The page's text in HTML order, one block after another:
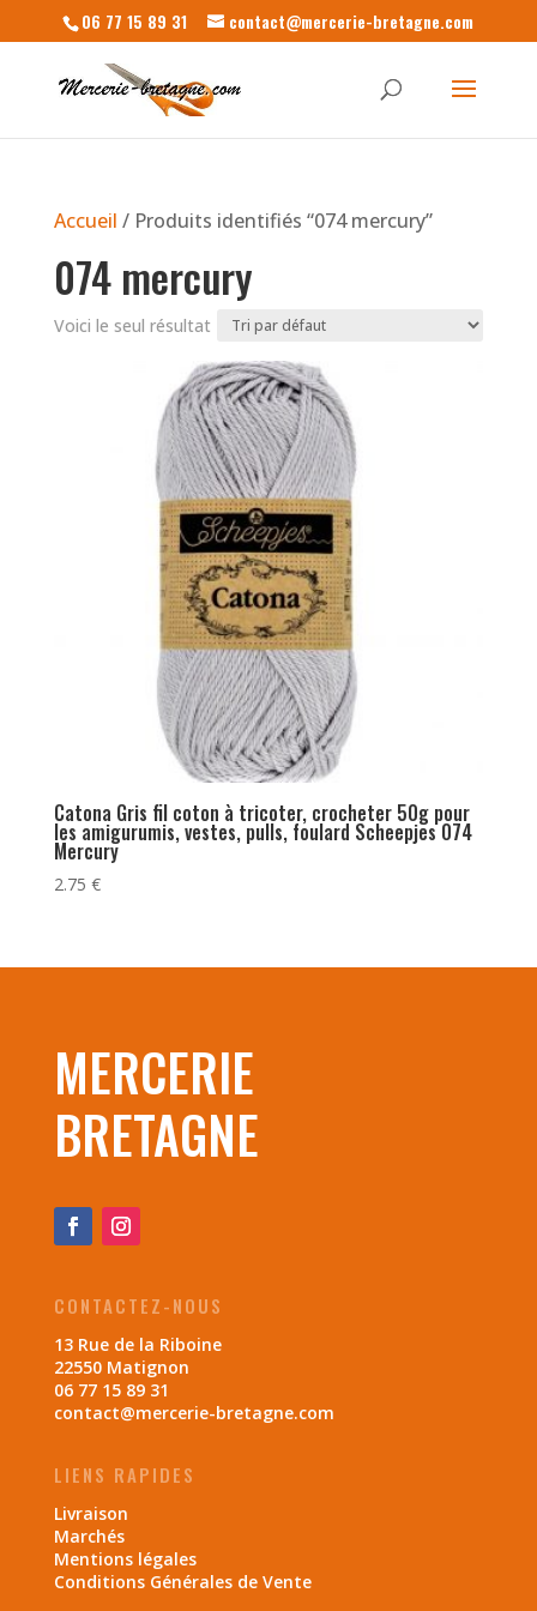
06 77 15 89 31 contact@mercerie-bretagne.com
Accueil / Produits identifiés “074 mercury”
074 mercury
Voici le seul résultat
Catona Gris fil coton à tricoter, crocheter 50g pour
les amigurumis, vestes, pulls, foulard Scheepjes 074
Mercury
2.75 €
MERCERIE
BRETAGNE
CONTACTEZ-NOUS
13 Rue de la Riboine
22550 Matignon
06 77 15 89 31
contact@mercerie-bretagne.com
LIENS RAPIDES
Livraison
Marchés
Mentions légales
Conditions Générales de Vente